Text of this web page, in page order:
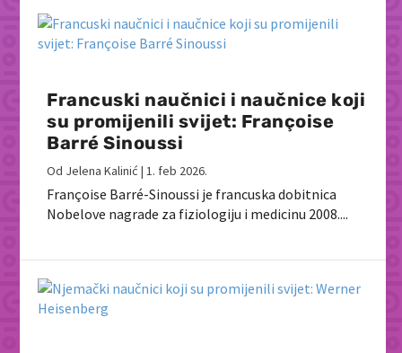
Francuski naučnici i naučnice koji
su promijenili svijet: Françoise
Barré Sinoussi
Od Jelena Kalinić |1. feb 2026.
Françoise Barré-Sinoussi je francuska dobitnica
Nobelove nagrade za fiziologiju i medicinu 2008....